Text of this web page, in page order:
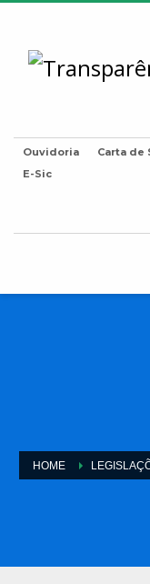
Ouvidoria Carta de
E-Sic
HOME